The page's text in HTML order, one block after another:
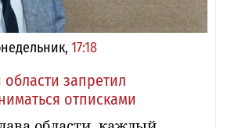
17:18
запретил
отписками